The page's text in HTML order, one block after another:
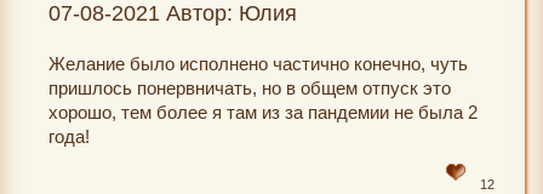
07-08-2021 Автор: Юлия
Желание было исполнено частично конечно, чуть
пришлось понервничать, но в общем отпуск это
хорошо, тем более я там из за пандемии не была 2
года!
12